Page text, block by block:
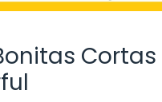
Cortas